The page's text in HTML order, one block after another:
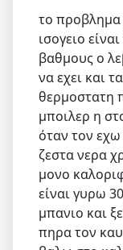
το προβλημα
ισογειο
βαθμους ο
να εχει και
θερμοστατη
μποιλερ η
όταν τον
ζεστα νερα
μονο
είναι γυρω
μπανιο και
πηρα τον